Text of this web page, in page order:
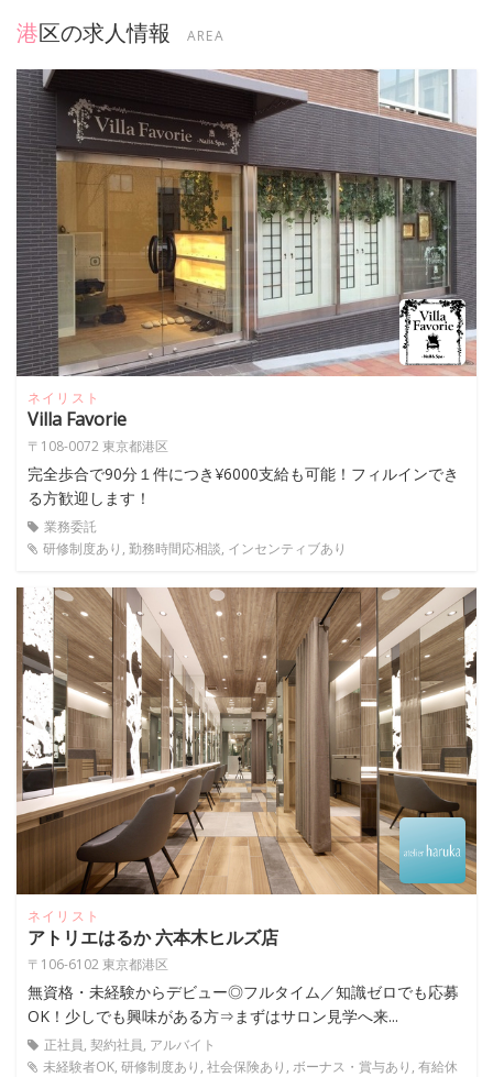
港区の求人情報 AREA
ネイリスト
Villa Favorie
〒108-0072 東京都港区
完全歩合で90分１件につき¥6000支給も可能！フィルインでき
る方歓迎します！
業務委託
研修制度あり, 勤務時間応相談, インセンティブあり
ネイリスト
アトリエはるか 六本木ヒルズ店
〒106-6102 東京都港区
無資格・未経験からデビュー◎フルタイム／知識ゼロでも応募
OK！少しでも興味がある方⇒まずはサロン見学へ来...
正社員, 契約社員, アルバイト
未経験者OK, 研修制度あり, 社会保険あり, ボーナス・賞与あり, 有給休